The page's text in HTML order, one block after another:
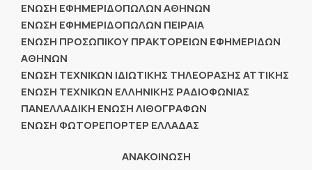
ΕΝΩΣΗ ΕΦΗΜΕΡΙΔΟΠΩΛΩΝ ΑΘΗΝΩΝ
ΕΝΩΣΗ ΕΦΗΜΕΡΙΔΟΠΩΛΩΝ ΠΕΙΡΑΙΑ
ΕΝΩΣΗ ΠΡΟΣΩΠΙΚΟΥ ΠΡΑΚΤΟΡΕΙΩΝ ΕΦΗΜΕΡΙΔΩΝ
ΑΘΗΝΩΝ
ΕΝΩΣΗ ΤΕΧΝΙΚΩΝ ΙΔΙΩΤΙΚΗΣ ΤΗΛΕΟΡΑΣΗΣ ΑΤΤΙΚΗΣ
ΕΝΩΣΗ ΤΕΧΝΙΚΩΝ ΕΛΛΗΝΙΚΗΣ ΡΑΔΙΟΦΩΝΙΑΣ
ΠΑΝΕΛΛΑΔΙΚΗ ΕΝΩΣΗ ΛΙΘΟΓΡΑΦΩΝ
ΕΝΩΣΗ ΦΩΤΟΡΕΠΟΡΤΕΡ ΕΛΛΑΔΑΣ
ΑΝΑΚΟΙΝΩΣΗ